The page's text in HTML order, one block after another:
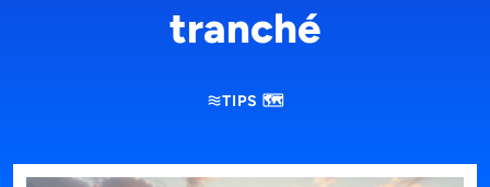
tranché
TIPS 🗺